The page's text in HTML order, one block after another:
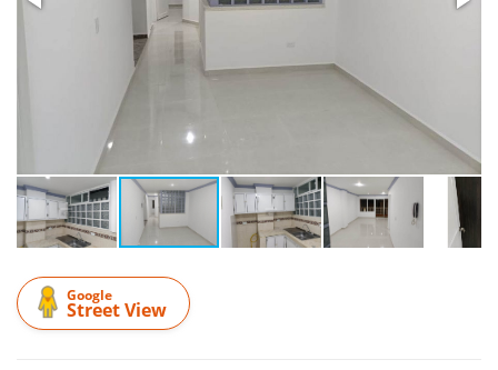
Google
Street View